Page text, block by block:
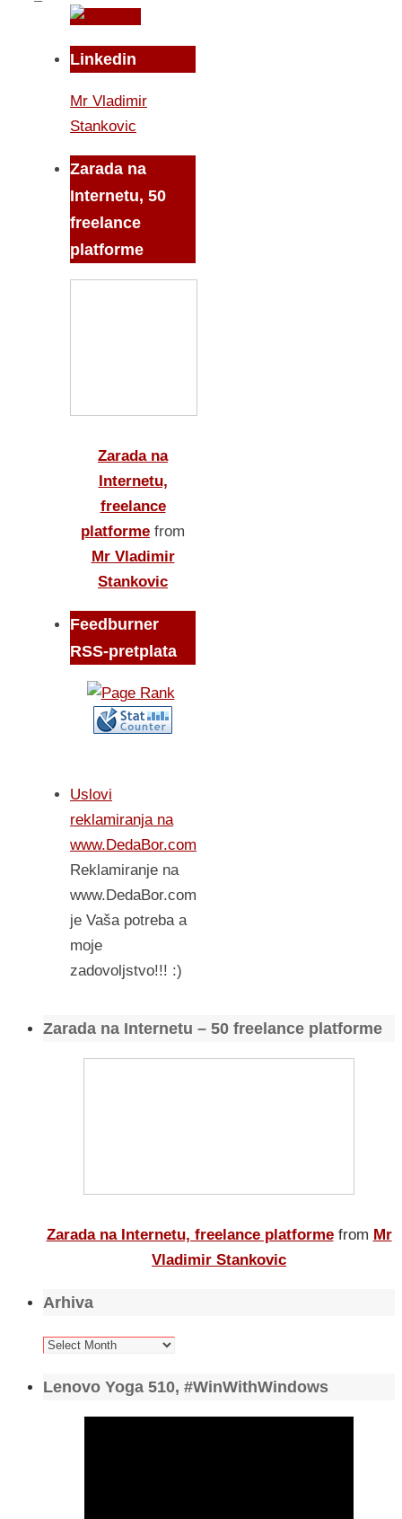
Linkedin
Mr Vladimir
Stankovic
Zarada na
Internetu, 50
freelance
platforme
Zarada na
Internetu,
freelance
platforme from
Mr Vladimir
Stankovic
Feedburner
RSS-pretplata
Uslovi
reklamiranja na
www.DedaBor.com
Reklamiranje na
www.DedaBor.com
je Vaša potreba a
moje
zadovoljstvo!!! :)
Zarada na Internetu – 50 freelance platforme
Zarada na Internetu, freelance platforme from Mr
Vladimir Stankovic
Arhiva
Arhiva
Lenovo Yoga 510, #WinWithWindows